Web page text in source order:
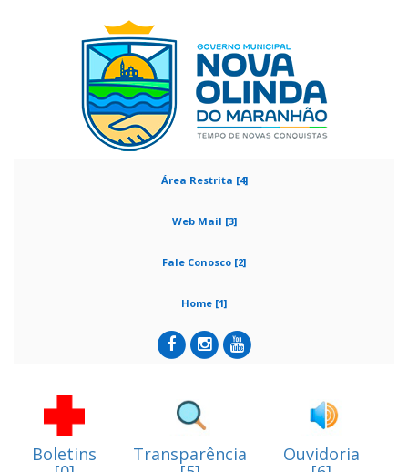
Área Restrita [4]
Web Mail [3]
Fale Conosco [2]
Home [1]
Boletins Transparência Ouvidoria